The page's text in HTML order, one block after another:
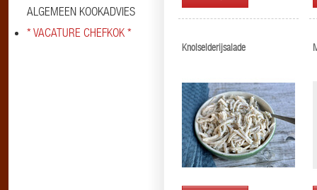
ALGEMEEN KOOKADVIES
* VACATURE CHEFKOK *
Knolselderijsalade